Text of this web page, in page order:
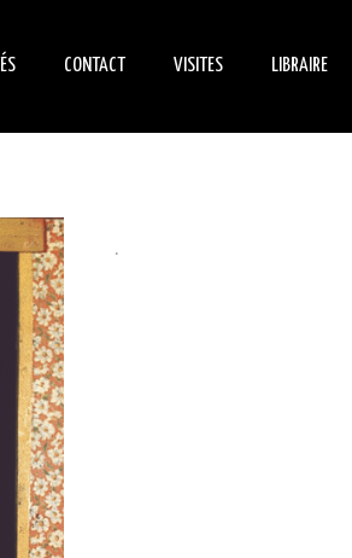
CONTACT VISITES LIBRAIRE
.